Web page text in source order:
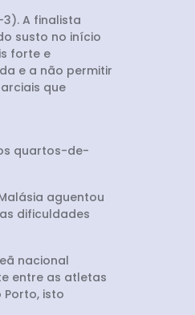
A finalista
susto no início
forte e
e a não permitir
que
quartos-de-
aguentou
dificuldades
nacional
entre as atletas
isto